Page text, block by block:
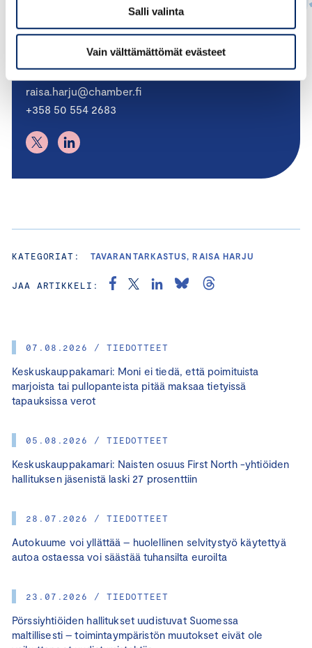
Salli valinta
Vain välttämättömät evästeet
07.08.2026 / TIEDOTTEET
Keskuskauppakamari: Moni ei tiedä, että poimituista
marjoista tai pullopanteista pitää maksaa tietyissä
tapauksissa verot
05.08.2026 / TIEDOTTEET
Keskuskauppakamari: Naisten osuus First North -yhtiöiden
hallituksen jäsenistä laski 27 prosenttiin
28.07.2026 / TIEDOTTEET
Autokuume voi yllättää – huolellinen selvitystyö käytettyä
autoa ostaessa voi säästää tuhansilta euroilta
23.07.2026 / TIEDOTTEET
Pörssiyhtiöiden hallitukset uudistuvat Suomessa
maltillisesti – toimintaympäristön muutokset eivät ole
Raisa Harju
raisa.harju@chamber.fi
+358 50 554 2683
KATEGORIAT: TAVARANTARKASTUS, RAISA HARJU
JAA ARTIKKELI: